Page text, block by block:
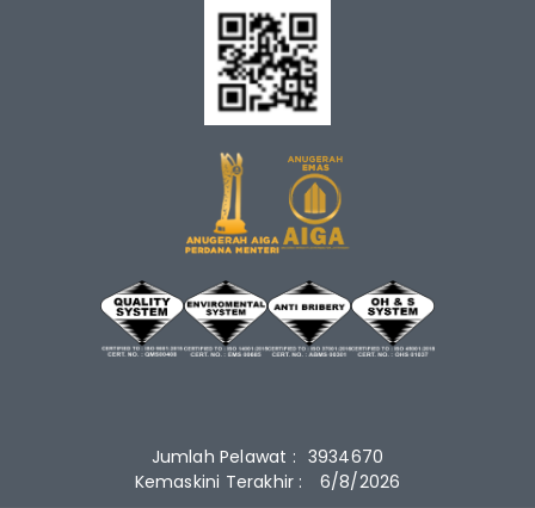
Jumlah Pelawat : 3934670
Kemaskini Terakhir :
6/8/2026